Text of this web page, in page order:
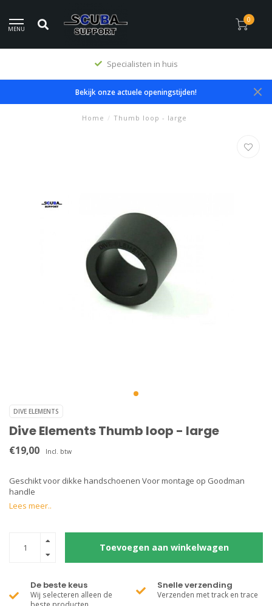
MENU
0
Specialisten in huis
Bekijk onze actuele openingstijden!
Home / Thumb loop - large
DIVE ELEMENTS
Dive Elements Thumb loop - large
€19,00 Incl. btw
Geschikt voor dikke handschoenen Voor montage op Goodman
handle
Lees meer..
Toevoegen aan winkelwagen
De beste keus
Wij selecteren alleen de
Snelle verzending
Verzenden met track en trace